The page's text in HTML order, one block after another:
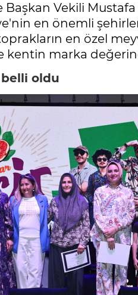
Vekili Mustafa
en önemli
en özel
kentin marka
belli oldu